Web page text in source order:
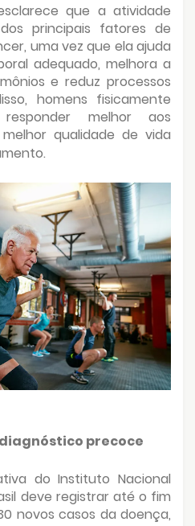
que a atividade
principais fatores de
uma vez que ela ajuda
adequado, melhora a
e reduz processos
homens fisicamente
melhor aos
qualidade de vida
precoce
do Instituto Nacional
deve registrar até o fim
novos casos da doença,